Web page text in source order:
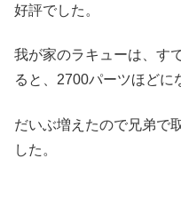
好評でした。
我が家のラキューは、す
ると、2700パーツほどに
だいぶ増えたので兄弟で
した。